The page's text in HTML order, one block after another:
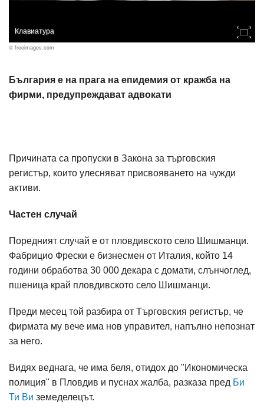
Клавиатура
© freeimages.com
България е на прага на епидемия от кражба на
фирми, предупреждават адвокати
Причината са пропуски в Закона за търговския
регистър, които улесняват присвояването на чужди
активи.
Частен случай
Поредният случай е от пловдивското село Шишманци.
Фабрицио Фрески е бизнесмен от Италия, който 14
години обработва 30 000 декара с домати, слънчоглед,
пшеница край пловдивското село Шишманци.
Преди месец той разбира от Търговския регистър, че
фирмата му вече има нов управител, напълно непознат
за него.
Видях веднага, че има беля, отидох до "Икономическа
полиция" в Пловдив и пуснах жалба, разказа пред Би
Ти Ви земеделецът.